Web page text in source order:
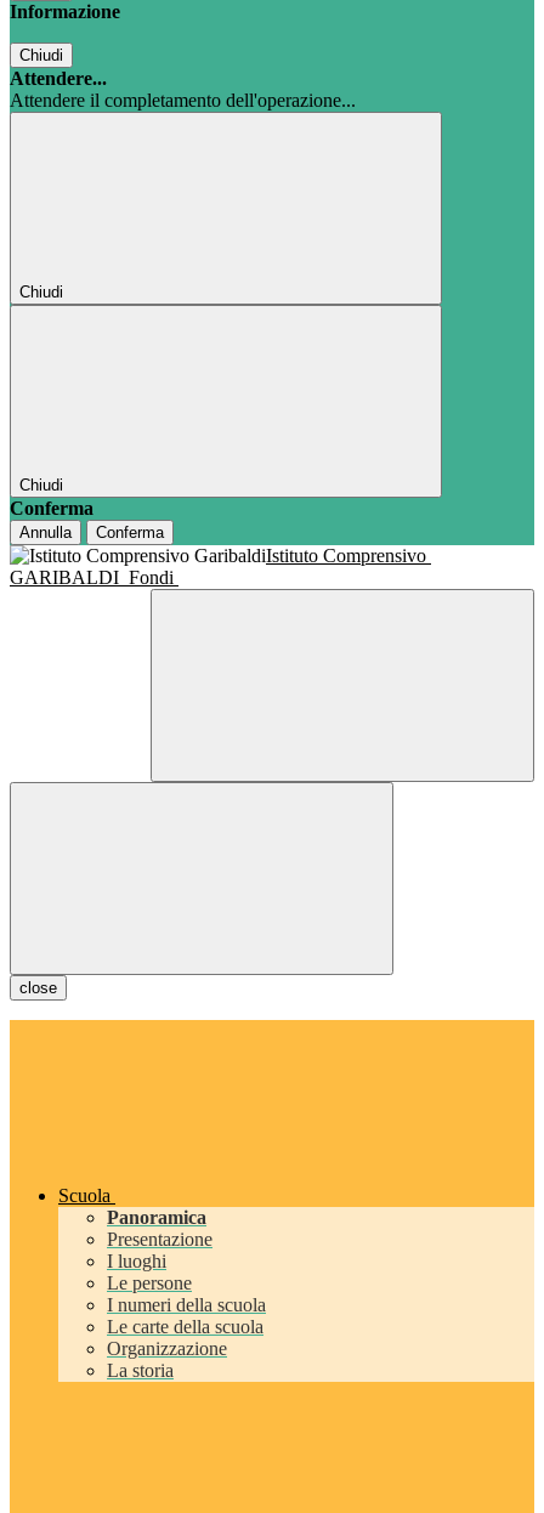
Informazione
Chiudi
Attendere...
Attendere il completamento dell'operazione...
Chiudi
Chiudi
Conferma
Annulla Conferma
Istituto Comprensivo
GARIBALDI Fondi
close
Scuola
Panoramica
Presentazione
I luoghi
Le persone
I numeri della scuola
Le carte della scuola
Organizzazione
La storia